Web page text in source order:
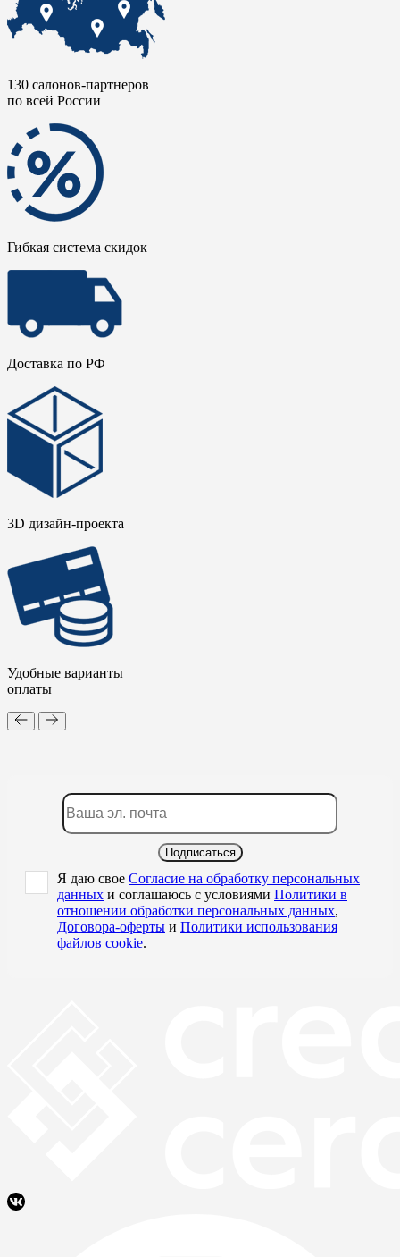
130 салонов-партнеров
по всей России
Гибкая система скидок
Доставка по РФ
3D дизайн-проекта
Удобные варианты
оплаты
Подписаться
Я даю свое Согласие на обработку персональных
данных и соглашаюсь с условиями Политики в
отношении обработки персональных данных,
Договора-оферты и Политики использования
файлов cookie.